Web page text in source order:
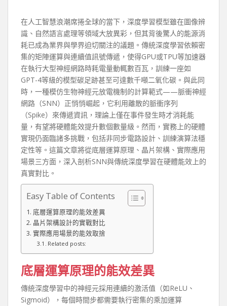
在人工智慧浪潮席捲全球的當下，深度學習模型雖在圖像辨
識、自然語言處理等領域大放異彩，但其背後驚人的能源消
耗已成為業界與學界迫切關注的議題。傳統深度學習依賴密
集的矩陣運算與連續值訊號傳遞，使得GPU或TPU等加速器
在執行大型神經網路時耗電量動輒數百瓦，訓練一座如
GPT-4等級的模型碳足跡甚至可達數千噸二氧化碳。與此同
時，一種模仿生物神經元放電機制的計算範式——脈衝神經
網路（SNN）正悄悄崛起，它利用離散的脈衝序列
（Spike）來傳遞資訊，理論上僅在事件發生時才消耗能
量，有望將硬體能效提升數個數量級。然而，實務上的硬體
實現仍面臨諸多挑戰，包括非同步電路設計、訓練演算法穩
定性等。這篇文章將從底層運算原理、晶片架構、實際應用
場景三方面，深入剖析SNN與傳統深度學習在硬體能效上的
真實對比。
Easy Table of Contents
底層運算原理的能效差異
晶片架構設計的實戰對比
實際應用場景的能效取捨
Related posts:
底層運算原理的能效差異
傳統深度學習中的神經元採用連續的激活值（如ReLU、
Sigmoid），每個時間步都需要執行密集的乘加運算